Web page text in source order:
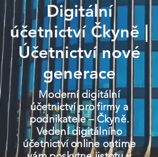
Digitální
účetnictví Čkyně |
Účetnictví nové
generace
Moderní digitální
účetnictví pro firmy a
podnikatele – Čkyně.
Vedení digitálního
účetnictví online ontime